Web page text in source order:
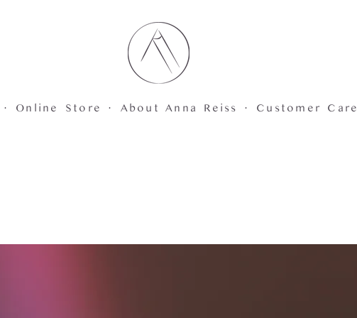
Online Store · About Anna Reiss · Customer Care